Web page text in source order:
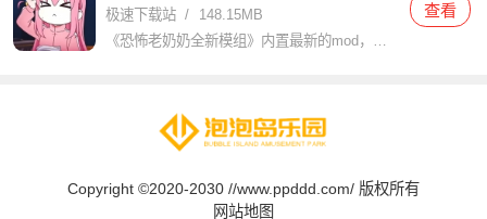
极速下载站 /
148.15MB
《恐怖老奶奶全新模组》内置最新的mod，让你可以玩到更多的内容，经典的益智探索模式搭配高品质的游戏氛围，玩家可以尽情享受精彩的益智冒险生存模拟打造的美妙体验。游戏提供了丰富有趣的元素，搭配精彩的便携解
查看
Copyright ©2020-2030 //www.ppddd.com/ 版权所有
网站地图